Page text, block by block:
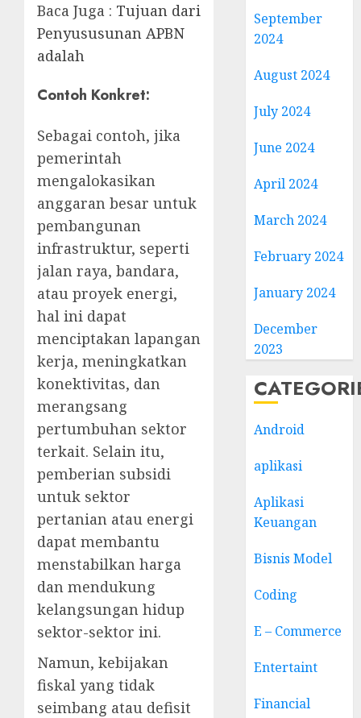
Baca Juga : Tujuan dari
Penyususunan APBN
adalah
Contoh Konkret:
Sebagai contoh, jika
pemerintah
mengalokasikan
anggaran besar untuk
pembangunan
infrastruktur, seperti
jalan raya, bandara,
atau proyek energi,
hal ini dapat
menciptakan lapangan
kerja, meningkatkan
konektivitas, dan
merangsang
pertumbuhan sektor
terkait. Selain itu,
pemberian subsidi
untuk sektor
pertanian atau energi
dapat membantu
menstabilkan harga
dan mendukung
kelangsungan hidup
sektor-sektor ini.
Namun, kebijakan
fiskal yang tidak
seimbang atau defisit
September
2024
August 2024
July 2024
June 2024
April 2024
March 2024
February 2024
January 2024
December
2023
Android
aplikasi
Aplikasi
Keuangan
Bisnis Model
Coding
E – Commerce
Entertaint
Financial